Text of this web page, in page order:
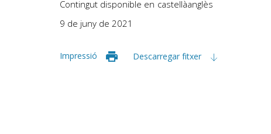
Contingut disponible en castellàanglès
9 de juny de 2021
Impressió Descarregar fitxer